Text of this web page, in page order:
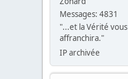
Messages: 4831
"...et la Vérité vous
affranchira."
IP archivée